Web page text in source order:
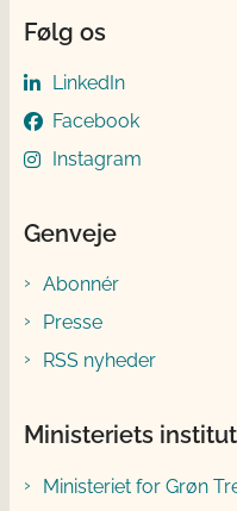
Følg os
LinkedIn
Facebook
Instagram
Genveje
Abonnér
Presse
RSS nyheder
Ministeriets
Ministeriet for Grøn